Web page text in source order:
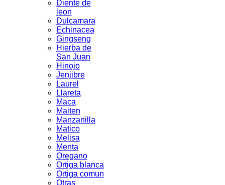
Diente de
leon
Dulcamara
Echinacea
Gingseng
Hierba de
San Juan
Hinojo
Jenjibre
Laurel
Llareta
Maca
Maiten
Manzanilla
Matico
Melisa
Menta
Oregano
Ortiga blanca
Ortiga comun
Otras